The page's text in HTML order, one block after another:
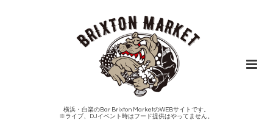
横浜・白楽のBar Brixton MarketのWEBサイトです。
※ライブ、DJイベント時はフード提供はやってません。